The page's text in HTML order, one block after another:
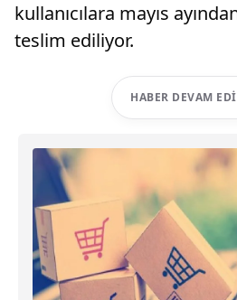
kullanıcılara mayıs
teslim ediliyor.
HABER DEVAM